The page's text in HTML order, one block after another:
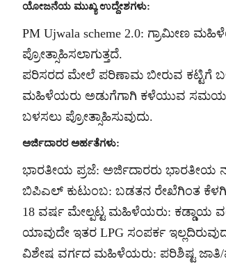
ಯೋಜನೆಯ ಮುಖ್ಯ ಉದ್ದೇಶಗಳು:
PM Ujwala scheme 2.0: ಗ್ರಾಮೀಣ
ಪ್ರೋತ್ಸಾಹಿಸಲಾಗುತ್ತದೆ.
ಪರಿಸರದ ಮೇಲೆ ಪರಿಣಾಮ ಬೀರುವ ಕಟ್ಟಿಗೆ
ಮಹಿಳೆಯರು ಅಡುಗೆಗಾಗಿ ಕಳೆಯುವ
ಬಳಸಲು ಪ್ರೋತ್ಸಾಹಿಸುವುದು.
ಅರ್ಜಿದಾರರ ಅರ್ಹತೆಗಳು:
ಭಾರತೀಯ ಪ್ರಜೆ: ಅರ್ಜಿದಾರರು ಭಾರತೀಯ
ಬಿಪಿಎಲ್ ಕುಟುಂಬ: ಬಡತನ ರೇಖೆಗಿಂತ
18 ವರ್ಷ ಮೇಲ್ಪಟ್ಟ ಮಹಿಳೆಯರು:
ಯಾವುದೇ ಇತರ LPG ಸಂಪರ್ಕ
ವಿಶೇಷ ವರ್ಗದ ಮಹಿಳೆಯರು: ಪರಿಶಿಷ್ಟ ಜಾತಿ/